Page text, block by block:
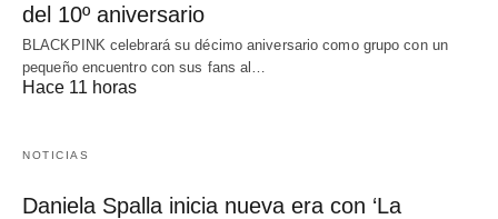
del 10º aniversario
BLACKPINK celebrará su décimo aniversario como grupo con un
pequeño encuentro con sus fans al…
Hace 11 horas
NOTICIAS
Daniela Spalla inicia nueva era con ‘La